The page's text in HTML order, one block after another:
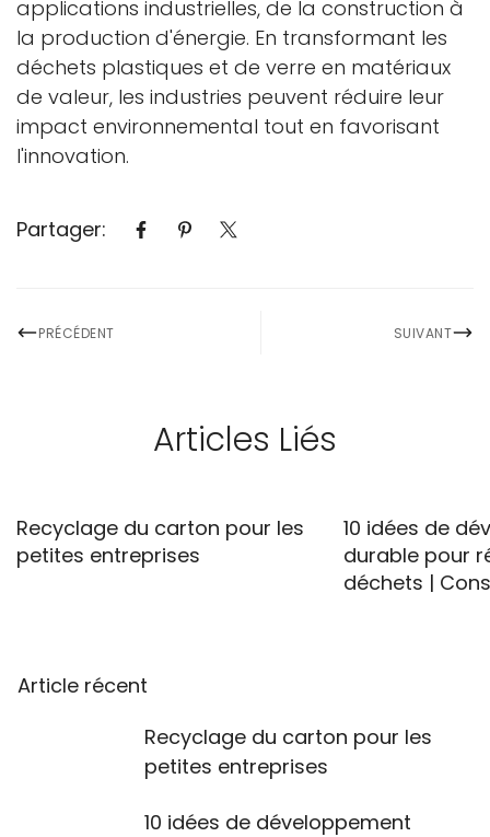
applications industrielles, de la construction à
la production d'énergie. En transformant les
déchets plastiques et de verre en matériaux
de valeur, les industries peuvent réduire leur
impact environnemental tout en favorisant
l'innovation.
Partager:
PRÉCÉDENT SUIVANT
Articles Liés
Recyclage du carton pour les
petites entreprises
10 idées de
durable pour
déchets |
Article récent
Recyclage du carton pour les
petites entreprises
10 idées de développement